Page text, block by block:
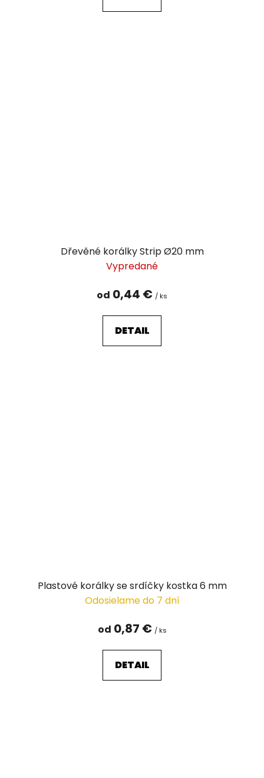
Dřevěné korálky Strip Ø20 mm
Vypredané
od 0,44 € / ks
DETAIL
Plastové korálky se srdíčky kostka 6 mm
Odosielame do 7 dní
od 0,87 € / ks
DETAIL